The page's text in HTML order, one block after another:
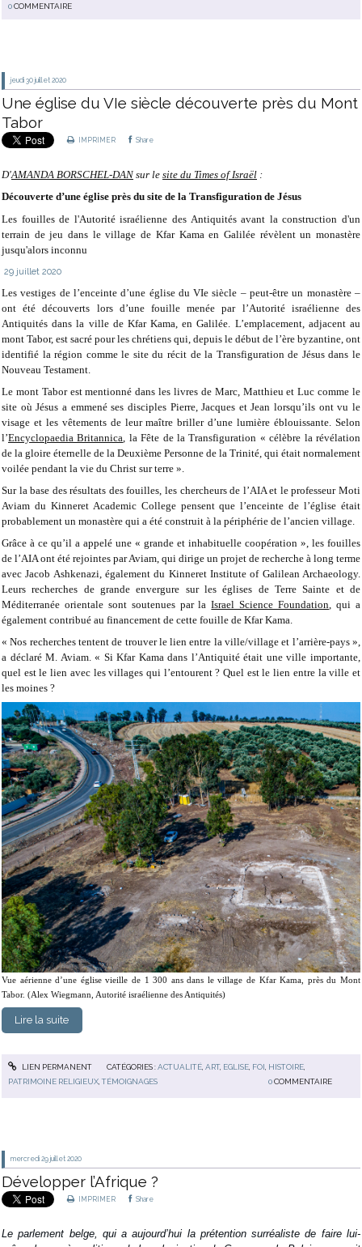
0COMMENTAIRE
jeudi 30 juillet 2020
Une église du VIe siècle découverte près du Mont
Tabor
IMPRIMER Share
D'AMANDA BORSCHEL-DAN sur le site du Times of Israël :
Découverte d’une église près du site de la Transfiguration de Jésus
Les fouilles de l'Autorité israélienne des Antiquités avant la construction d'un
terrain de jeu dans le village de Kfar Kama en Galilée révèlent un monastère
jusqu'alors inconnu
29 juillet 2020
Les vestiges de l’enceinte d’une église du VIe siècle – peut-être un monastère –
ont été découverts lors d’une fouille menée par l’Autorité israélienne des
Antiquités dans la ville de Kfar Kama, en Galilée. L’emplacement, adjacent au
mont Tabor, est sacré pour les chrétiens qui, depuis le début de l’ère byzantine, ont
identifié la région comme le site du récit de la Transfiguration de Jésus dans le
Nouveau Testament.
Le mont Tabor est mentionné dans les livres de Marc, Matthieu et Luc comme le
site où Jésus a emmené ses disciples Pierre, Jacques et Jean lorsqu’ils ont vu le
visage et les vêtements de leur maître briller d’une lumière éblouissante. Selon
l’Encyclopaedia Britannica , la Fête de la Transfiguration « célèbre la révélation
de la gloire éternelle de la Deuxième Personne de la Trinité, qui était normalement
voilée pendant la vie du Christ sur terre ».
Sur la base des résultats des fouilles, les chercheurs de l’AIA et le professeur Moti
Aviam du Kinneret Academic College pensent que l’enceinte de l’église était
probablement un monastère qui a été construit à la périphérie de l’ancien village.
Grâce à ce qu’il a appelé une « grande et inhabituelle coopération », les fouilles
de l’AIA ont été rejointes par Aviam, qui dirige un projet de recherche à long terme
avec Jacob Ashkenazi, également du Kinneret Institute of Galilean Archaeology.
Leurs recherches de grande envergure sur les églises de Terre Sainte et de
Méditerranée orientale sont soutenues par laIsrael Science Foundation, qui a
également contribué au financement de cette fouille de Kfar Kama.
« Nos recherches tentent de trouver le lien entre la ville/village et l’arrière-pays »,
a déclaré M. Aviam. « Si Kfar Kama dans l’Antiquité était une ville importante,
quel est le lien avec les villages qui l’entourent ? Quel est le lien entre la ville et
les moines ?
Vue aérienne d’une église vieille de 1 300 ans dans le village de Kfar Kama, près du Mont
Tabor. (Alex Wiegmann, Autorité israélienne des Antiquités)
Lire la suite
LIEN PERMANENT CATÉGORIES :ACTUALITÉ, ART, EGLISE, FOI HISTOIRE,
PATRIMOINE RELIGIEUX,TÉMOIGNAGES 0 COMMENTAIRE
mercredi 29 juillet 2020
Développer l’Afrique ?
IMPRIMER Share
Le parlement belge, qui a aujourd’hui la prétention surréaliste de faire lui-